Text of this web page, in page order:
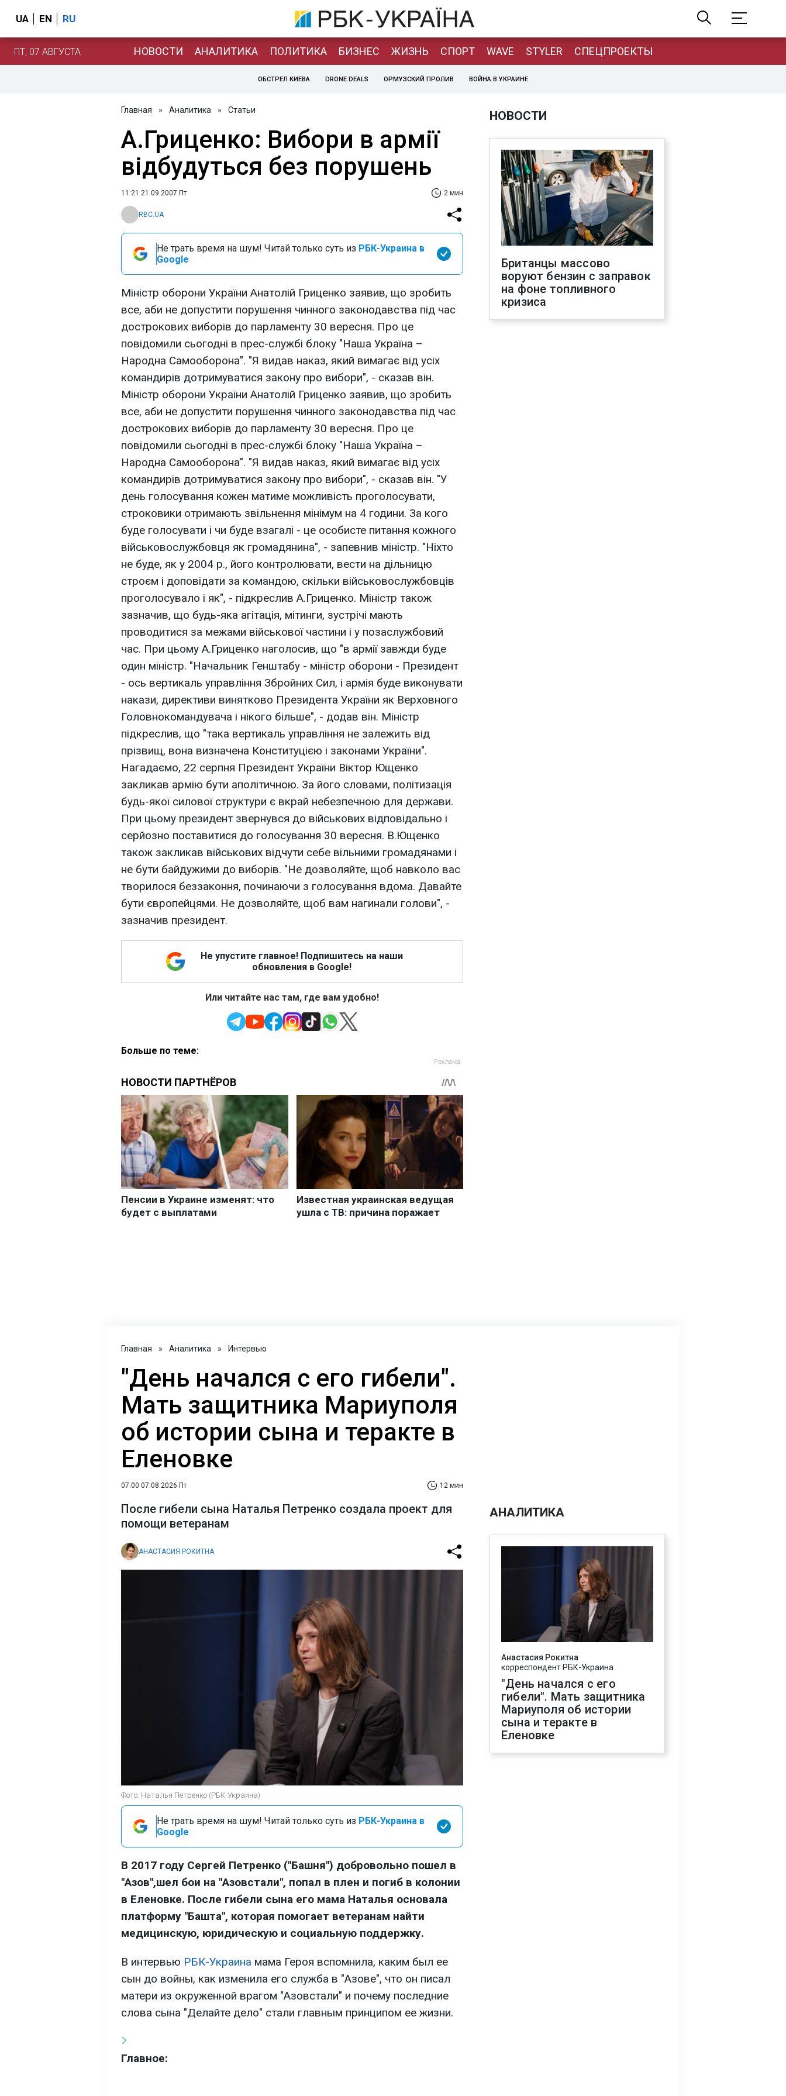
UA EN RU
ПТ, 07 АВГУСТА НОВОСТИ АНАЛИТИКА ПОЛИТИКА БИЗНЕС ЖИЗНЬ СПОРТ WAVE STYLER СПЕЦПРОЕКТЫ
ОБСТРЕЛ КИЕВА DRONE DEALS ОРМУЗСКИЙ ПРОЛИВ ВОЙНА В УКРАИНЕ
Главная » Аналитика » Статьи
А.Гриценко: Вибори в армії
відбудуться без порушень
11:21 21.09.2007 Пт 2 мин
RBC.UA
Не трать время на шум! Читай только суть из РБК-Украина в
Google
Міністр оборони України Анатолій Гриценко заявив, що зробить
все, аби не допустити порушення чинного законодавства під час
дострокових виборів до парламенту 30 вересня. Про це
повідомили сьогодні в прес-службі блоку "Наша Україна –
Народна Самооборона". "Я видав наказ, який вимагає від усіх
командирів дотримуватися закону про вибори", - сказав він.
Міністр оборони України Анатолій Гриценко заявив, що зробить
все, аби не допустити порушення чинного законодавства під час
дострокових виборів до парламенту 30 вересня. Про це
повідомили сьогодні в прес-службі блоку "Наша Україна –
Народна Самооборона". "Я видав наказ, який вимагає від усіх
командирів дотримуватися закону про вибори", - сказав він. "У
день голосування кожен матиме можливість проголосувати,
строковики отримають звільнення мінімум на 4 години. За кого
буде голосувати i чи буде взагалі - це особисте питання кожного
військовослужбовця як громадянина", - запевнив міністр. "Ніхто
не буде, як у 2004 р., його контролювати, вести на дільницю
строєм i доповідати за командою, скільки військовослужбовців
проголосувало i як", - підкреслив А.Гриценко. Міністр також
зазначив, що будь-яка агітація, мітинги, зустрічі мають
проводитися за межами військової частини і у позаслужбовий
час. При цьому А.Гриценко наголосив, що "в армії завжди буде
один міністр. "Начальник Генштабу - міністр оборони - Президент
- ось вертикаль управління Збройних Сил, i армія буде виконувати
накази, директиви винятково Президента України як Верховного
Головнокомандувача і нікого більше", - додав він. Міністр
підкреслив, що "така вертикаль управління не залежить від
прізвищ, вона визначена Конституцією і законами України".
Нагадаємо, 22 серпня Президент України Віктор Ющенко
закликав армію бути аполітичною. За його словами, політизація
будь-якої силової структури є вкрай небезпечною для держави.
При цьому президент звернувся до військових відповідально і
серйозно поставитися до голосування 30 вересня. В.Ющенко
також закликав військових відчути себе вільними громадянами і
не бути байдужими до виборів. "Не дозволяйте, щоб навколо вас
творилося беззаконня, починаючи з голосування вдома. Давайте
бути європейцями. Не дозволяйте, щоб вам нагинали голови", -
зазначив президент.
Не упустите главное! Подпишитесь на наши
обновления в Google!
Или читайте нас там, где вам удобно!
Больше по теме:
НОВОСТИ
Британцы массово
воруют бензин с заправок
на фоне топливного
кризиса
Главная » Аналитика » Интервью
"День начался с его гибели".
Мать защитника Мариуполя
об истории сына и теракте в
Еленовке
07:00 07.08.2026 Пт 12 мин
После гибели сына Наталья Петренко создала проект для
помощи ветеранам
АНАСТАСИЯ РОКИТНА
Фото: Наталья Петренко (РБК-Украина)
Не трать время на шум! Читай только суть из РБК-Украина в
Google
В 2017 году Сергей Петренко ("Башня") добровольно пошел в
"Азов",шел бои на "Азовстали", попал в плен и погиб в колонии
в Еленовке. После гибели сына его мама Наталья основала
платформу "Башта", которая помогает ветеранам найти
медицинскую, юридическую и социальную поддержку.
В интервью РБК-Украина мама Героя вспомнила, каким был ее
сын до войны, как изменила его служба в "Азове", что он писал
матери из окруженной врагом "Азовстали" и почему последние
слова сына "Делайте дело" стали главным принципом ее жизни.
Главное:
АНАЛИТИКА
Анастасия Рокитна
корреспондент РБК-Украина
"День начался с его
гибели". Мать защитника
Мариуполя об истории
сына и теракте в
Еленовке